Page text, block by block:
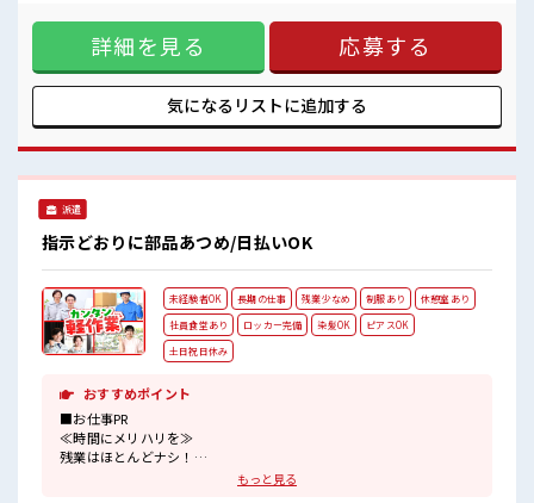
職場にはロッカー完備！
私物の置きすぎには注意が必要ですね★
程よく残業あり！
い制服アリ≫ 制服があるので、 毎日の服装の悩み解消♪ ≪未
経験でも活躍できる≫ 新しいことにチャレンジするのは不安
だけど、 しっかり働く環境が整っています！ イチからスキル
UP・ステップUP目指していきましょう！ ■職場の雰囲気 髪
型にこだわりのあるアナタは必見！ 髪型自由な職場！ 仕事の
合間の息抜きは休憩室で♪ 職場にはロッカー完備！ 私物の置
詳細を見る 応募する
気になるリストに追加する
派遣
指示どおりに部品あつめ/日払いOK
未経験者OK 長期の仕事 残業少なめ 制服あり
休憩室あり
社員食堂あり
ロッカー完備 染髪OK
ピアスOK
土日祝日休み
おすすめポイント
■お仕事PR
≪時間にメリハリを≫
残業はほとんどナシ！
場合によってはお願いすることもあります♪
もっと見る